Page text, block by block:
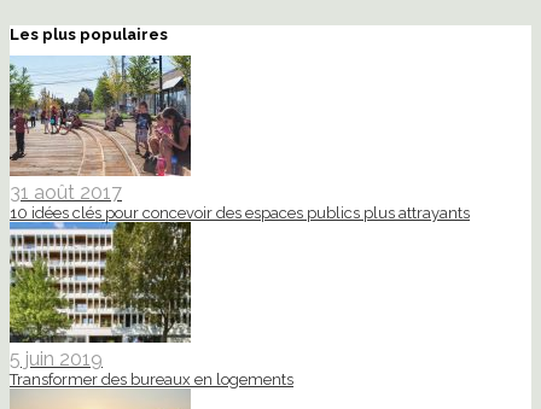
Les plus populaires
31 août 2017
10 idées clés pour concevoir des espaces publics plus attrayants
5 juin 2019
Transformer des bureaux en logements